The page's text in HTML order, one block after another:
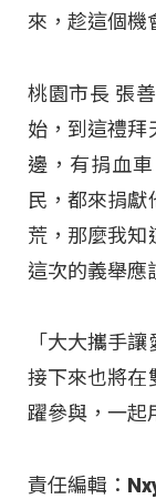
來，趁這個機
桃園市長 張
始，到這禮拜
邊，有捐血
民，都來捐獻
荒，那麼我知
這次的義舉應
「大大攜手
接下來也將在
躍參與，一起
責任編輯：